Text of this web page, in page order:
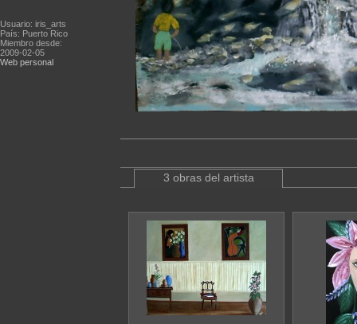
Usuario: iris_arts
País: Puerto Rico
Miembro desde:
2009-02-05
Web personal
3 obras del artista